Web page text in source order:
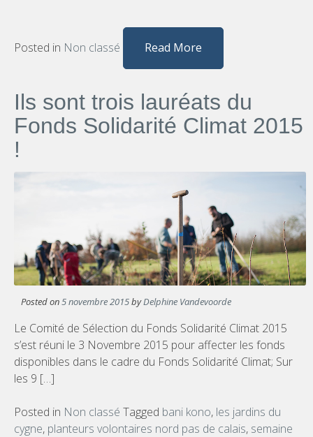
Posted in Non classé Read More
Ils sont trois lauréats du
Fonds Solidarité Climat 2015
!
Posted on5 novembre 2015byDelphine Vandevoorde
Le Comité de Sélection du Fonds Solidarité Climat 2015
s’est réuni le 3 Novembre 2015 pour affecter les fonds
disponibles dans le cadre du Fonds Solidarité Climat; Sur
les 9 […]
Posted in Non classé Tagged bani kono, les jardins du
cygne, planteurs volontaires nord pas de calais, semaine